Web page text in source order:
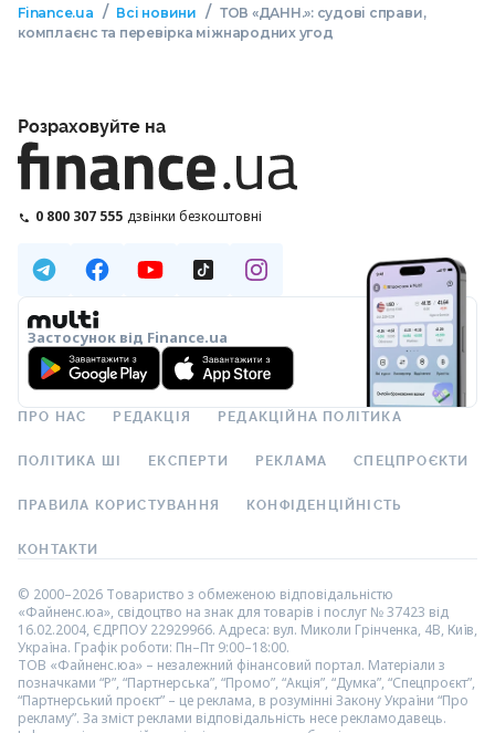
Finance.ua / Всі новини / ТОВ «ДАНН.»: судові справи,
комплаєнс та перевірка міжнародних угод
Розраховуйте на
0 800 307 555 дзвінки безкоштовні
Застосунок від Finance.ua
ПРО НАС РЕДАКЦІЯ РЕДАКЦІЙНА ПОЛІТИКА
ПОЛІТИКА ШІ ЕКСПЕРТИ РЕКЛАМА СПЕЦПРОЄКТИ
ПРАВИЛА КОРИСТУВАННЯ КОНФІДЕНЦІЙНІСТЬ
КОНТАКТИ
© 2000–2026 Товариство з обмеженою відповідальністю
«Файненс.юа», свідоцтво на знак для товарів і послуг № 37423 від
16.02.2004, ЄДРПОУ 22929966. Адреса: вул. Миколи Грінченка, 4В, Київ,
Україна. Графік роботи: Пн–Пт 9:00–18:00.
ТОВ «Файненс.юа» – незалежний фінансовий портал. Матеріали з
позначками “Р”, “Партнерська”, “Промо”, “Акція”, “Думка”, “Спецпроєкт”,
“Партнерський проєкт” – це реклама, в розумінні Закону України “Про
рекламу”. За зміст реклами відповідальність несе рекламодавець.